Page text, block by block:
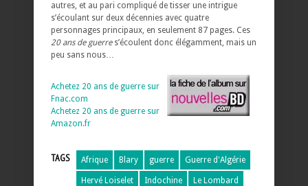
autres, et au pari compliqué de tisser une intrigue
s’écoulant sur deux décennies avec quatre
personnages principaux, en seulement 87 pages. Ces
20 ans de guerres’écoulent donc élégamment, mais un
peu sans nous…
Achetez 20 ans de guerre sur
Fnac.com
Achetez 20 ans de guerre sur
Amazon.fr
TAGS Afrique Blary guerre Guerre d'Algérie
Hervé Loiselet Indochine Le Lombard